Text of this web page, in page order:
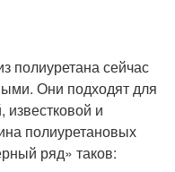
полиуретана сейчас
Они подходят для
известковой и
полиуретановых
ряд» таков: